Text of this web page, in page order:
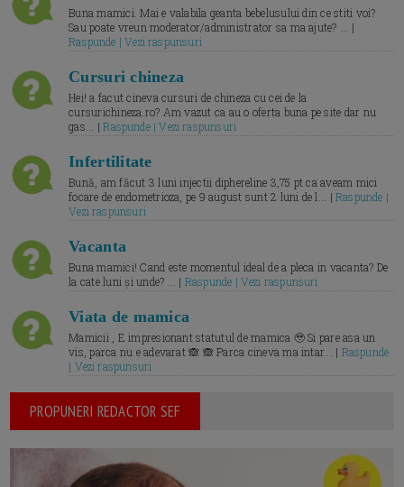
Buna mamici. Mai e valabila geanta bebelusului din ce stiti voi?
Sau poate vreun moderator/administrator sa ma ajute? ... |
Raspunde | Vezi raspunsuri
Cursuri chineza
Hei! a facut cineva cursuri de chineza cu cei de la
cursurichineza.ro? Am vazut ca au o oferta buna pe site dar nu
gas... |Raspunde | Vezi raspunsuri
Infertilitate
Bună, am făcut 3 luni injectii diphereline 3,75 pt ca aveam mici
focare de endometrioza, pe 9 august sunt 2 luni de l... |Raspunde |
Vezi raspunsuri
Vacanta
Buna mamici! Cand este momentul ideal de a pleca in vacanta? De
la cate luni și unde? ... | Raspunde | Vezi raspunsuri
Viata de mamica
Mamicii , E impresionant statutul de mamica 🥹 Si pare asa un
vis, parca nu e adevarat 🙈 🙈 Parca cineva ma intar... | Raspunde
| Vezi raspunsuri
PROPUNERI REDACTOR SEF